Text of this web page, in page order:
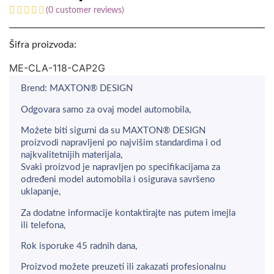
(0 customer reviews)
Šifra proizvoda:
ME-CLA-118-CAP2G
Brend: MAXTON® DESIGN
Odgovara samo za ovaj model automobila,
Možete biti sigurni da su MAXTON® DESIGN
proizvodi napravljeni po najvišim standardima i od
najkvalitetnijih materijala,
Svaki proizvod je napravljen po specifikacijama za
određeni model automobila i osigurava savršeno
uklapanje,
Za dodatne informacije kontaktirajte nas putem imejla
ili telefona,
Rok isporuke 45 radnih dana,
Proizvod možete preuzeti ili zakazati profesionalnu